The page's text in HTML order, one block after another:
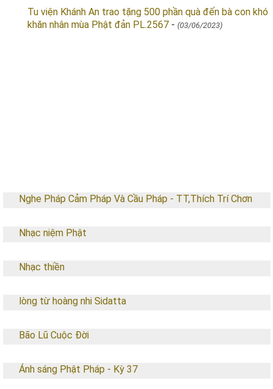
Tu viện Khánh An trao tặng 500 phần quà đến bà con khó
khăn nhân mùa Phật đản PL.2567 - (03/06/2023)
Nghe Pháp Cảm Pháp Và Cầu Pháp - TT,Thích Trí Chơn
Nhạc niệm Phật
Nhạc thiền
lòng từ hoàng nhi Sidatta
Bão Lũ Cuộc Đời
Ánh sáng Phật Pháp - Kỳ 37